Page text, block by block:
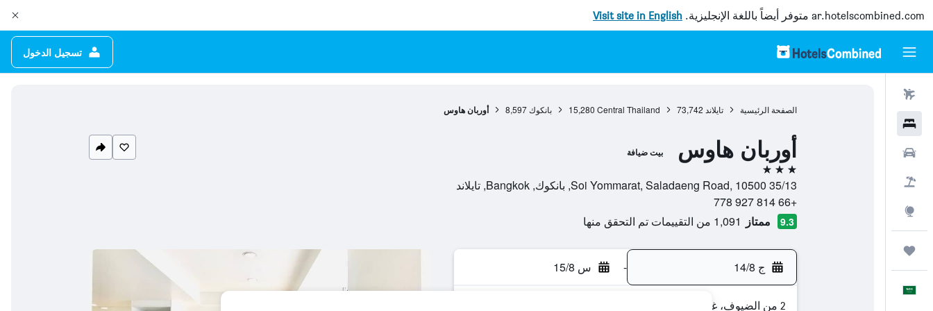
ar.hotelscombined.com متوفر أيضاً باللغة الإنجليزية. Visit site in English
تسجيل الدخول
الصفحة الرئيسية تايلاند 73,742
Central Thailand
15,280 بانكوك 8,597 أوربان هاوس
أوربان هاوس بيت ضيافة
3 نجوم
35/13 Soi Yommarat, Saladaeng Road, 10500, بانكوك, Bangkok, تايلاند
+66 814 927 778
9.3 ممتاز 1,091 من التقييمات تم التحقق منها
ج 14/8 - س 15/8
2 من الضيوف، غرفة واحدة